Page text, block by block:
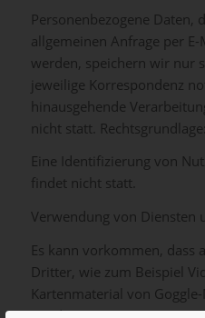
Personenbezogene Daten,
allgemeinen Anfrage per
werden, speichern wir nur
jeweilige Korrespondenz
hinausgehende
nicht statt.
Eine Identifizierung von
findet nicht statt.
Verwendung von Diensten
Es kann vorkommen, dass
Dritter, wie zum Beispiel
Kartenmaterial von